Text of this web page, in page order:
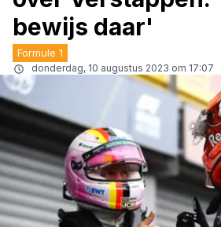
bewijs daar'
Formule 1
donderdag, 10 augustus 2023 om 17:07